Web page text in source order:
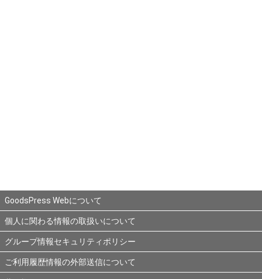
GoodsPress Webについて
個人に関わる情報の取扱いについて
グループ情報セキュリティポリシー
ご利用履歴情報の外部送信について